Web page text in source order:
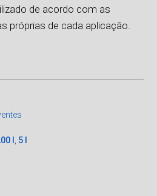
de acordo com as
próprias de cada aplicação.
l 5 l